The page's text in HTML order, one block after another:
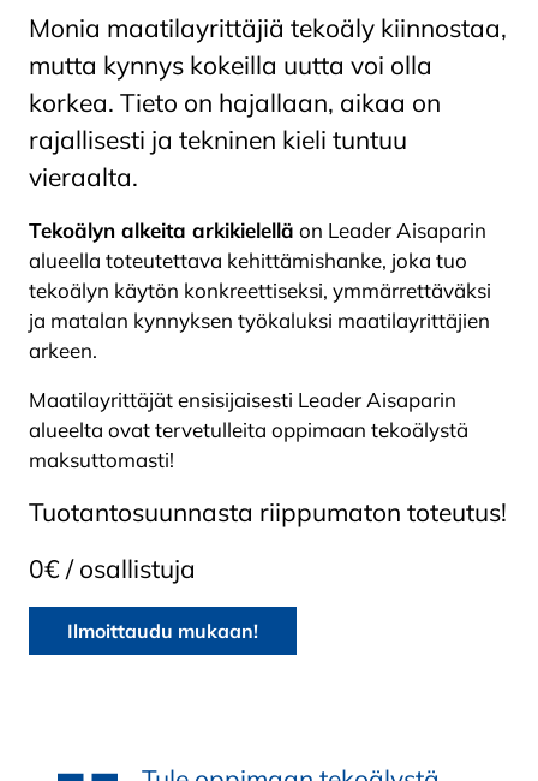
Monia maatilayrittäjiä tekoäly kiinnostaa,
mutta kynnys kokeilla uutta voi olla
korkea. Tieto on hajallaan, aikaa on
rajallisesti ja tekninen kieli tuntuu
vieraalta.
Tekoälyn alkeita arkikielellä on Leader Aisaparin
alueella toteutettava kehittämishanke, joka tuo
tekoälyn käytön konkreettiseksi, ymmärrettäväksi
ja matalan kynnyksen työkaluksi maatilayrittäjien
arkeen.
Maatilayrittäjät ensisijaisesti Leader Aisaparin
alueelta ovat tervetulleita oppimaan tekoälystä
maksuttomasti!
Tuotantosuunnasta riippumaton toteutus!
0€ / osallistuja
Ilmoittaudu mukaan!